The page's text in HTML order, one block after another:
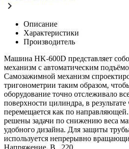
Описание
Характеристики
Производитель
Машина HK-600D представляет
механизм с автоматическим
Самозажимной механизм
тригонометрии таким образом,
оборудование точно отслеживало
поверхности цилиндра, в результате
перемещается как по
решены задачи по снижению веса
удобного дизайна. Для защиты
используется непрерывно
Напряжение, В
220